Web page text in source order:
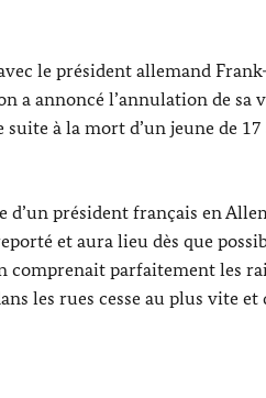
le président allemand
a annoncé l’annulation de sa
à la mort d’un jeune de
président français en
et aura lieu dès que
parfaitement les
les rues cesse au plus vite